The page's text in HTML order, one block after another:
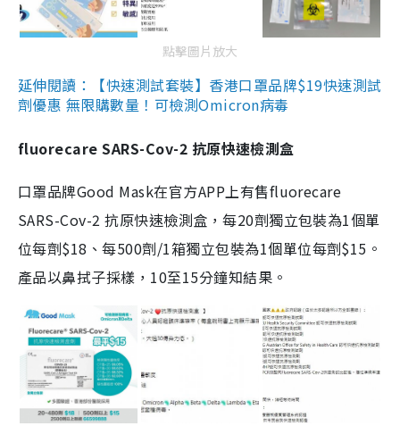
點擊圖片放大
延伸閱讀：【快速測試套裝】香港口罩品牌$19快速測試
劑優惠 無限購數量！可檢測Omicron病毒
fluorecare SARS-Cov-2 抗原快速檢測盒
口罩品牌Good Mask在官方APP上有售fluorecare
SARS-Cov-2 抗原快速檢測盒，每20劑獨立包裝為1個單
位每劑$18、每500劑/1箱獨立包裝為1個單位每劑$15。
產品以鼻拭子採樣，10至15分鐘知結果。